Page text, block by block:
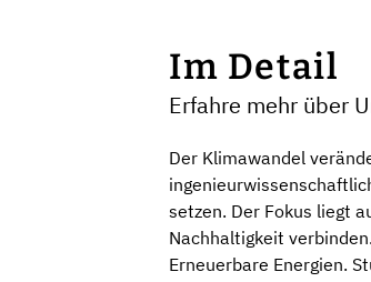
Im Detail
Erfahre mehr über
Der Klimawandel
setzen. Der Fokus liegt
Nachhaltigkeit
Erneuerbare Energien.